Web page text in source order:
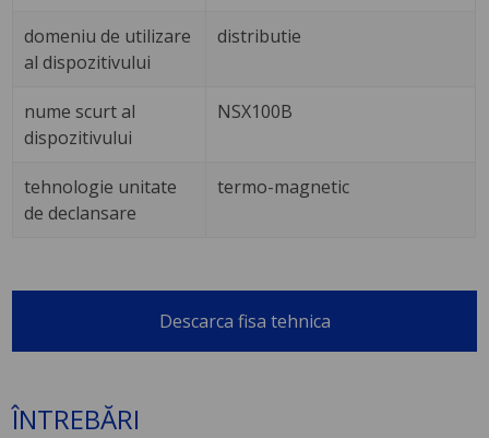
domeniu de utilizare
al dispozitivului
distributie
nume scurt al
dispozitivului
NSX100B
tehnologie unitate
de declansare
termo-magnetic
Descarca fisa tehnica
ÎNTREBĂRI